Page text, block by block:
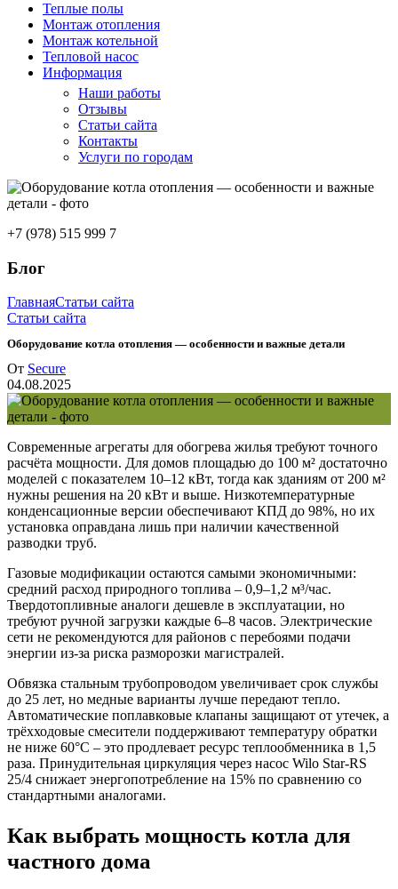
Теплые полы
Монтаж отопления
Монтаж котельной
Тепловой насос
Информация
Наши работы
Отзывы
Статьи сайта
Контакты
Услуги по городам
+7 (978) 515 999 7
Блог
ГлавнаяСтатьи сайта
Статьи сайта
Оборудование котла отопления — особенности и важные детали
От Secure
04.08.2025
Современные агрегаты для обогрева жилья требуют точного
расчёта мощности. Для домов площадью до 100 м² достаточно
моделей с показателем 10–12 кВт, тогда как зданиям от 200 м²
нужны решения на 20 кВт и выше. Низкотемпературные
конденсационные версии обеспечивают КПД до 98%, но их
установка оправдана лишь при наличии качественной
разводки труб.
Газовые модификации остаются самыми экономичными:
средний расход природного топлива – 0,9–1,2 м³/час.
Твердотопливные аналоги дешевле в эксплуатации, но
требуют ручной загрузки каждые 6–8 часов. Электрические
сети не рекомендуются для районов с перебоями подачи
энергии из-за риска разморозки магистралей.
Обвязка стальным трубопроводом увеличивает срок службы
до 25 лет, но медные варианты лучше передают тепло.
Автоматические поплавковые клапаны защищают от утечек, а
трёхходовые смесители поддерживают температуру обратки
не ниже 60°C – это продлевает ресурс теплообменника в 1,5
раза. Принудительная циркуляция через насос Wilo Star-RS
25/4 снижает энергопотребление на 15% по сравнению со
стандартными аналогами.
Как выбрать мощность котла для
частного дома